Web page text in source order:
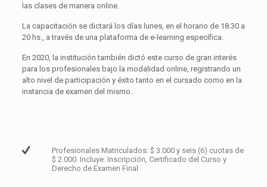
las clases de manera online.
La capacitación se dictará los días lunes, en el horario de 18.30 a
20 hs., a través de una plataforma de e-learning específica.
En 2020, la institución también dictó este curso de gran interés
para los profesionales bajo la modalidad online, registrando un
alto nivel de participación y éxito tanto en el cursado como en la
instancia de examen del mismo.
Profesionales Matriculados: $ 3.000 y seis (6) cuotas de
$ 2.000. Incluye: Inscripción, Certificado del Curso y
Derecho de Examen Final